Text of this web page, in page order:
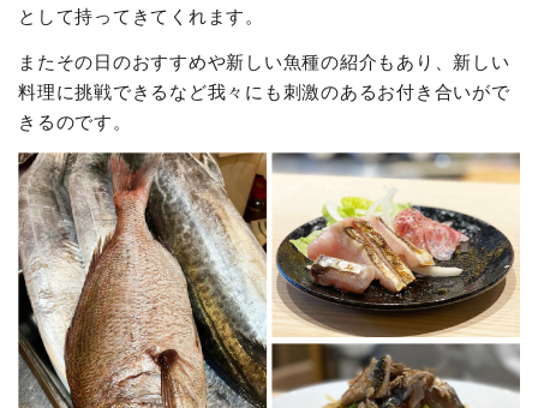
として持ってきてくれます。
またその日のおすすめや新しい魚種の紹介もあり、新しい
料理に挑戦できるなど我々にも刺激のあるお付き合いがで
きるのです。